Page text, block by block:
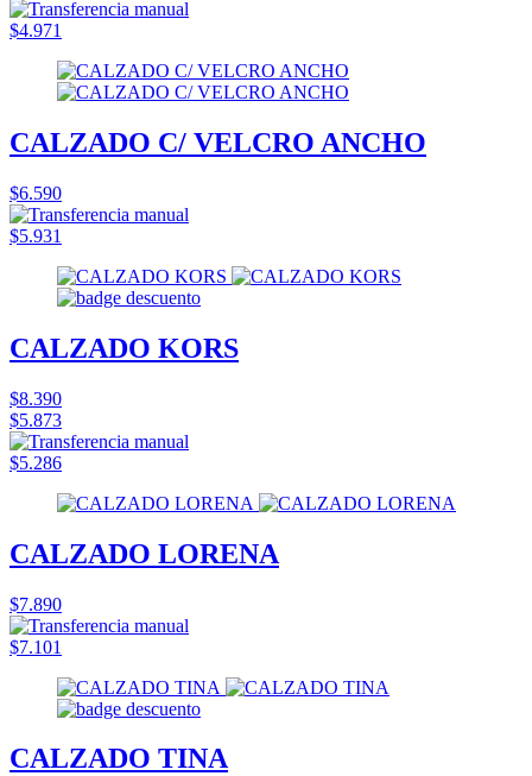
$4.971
CALZADO C/ VELCRO ANCHO
$6.590
$5.931
CALZADO KORS
$8.390
$5.873
$5.286
CALZADO LORENA
$7.890
$7.101
CALZADO TINA